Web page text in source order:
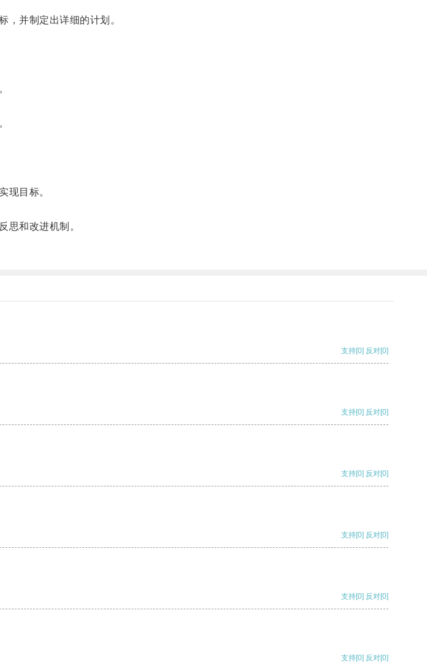
并制定出详细的计划。
现目标。
和改进机制。
支持[0] 反对[0]
支持[0] 反对[0]
支持[0] 反对[0]
支持[0] 反对[0]
支持[0] 反对[0]
支持[0] 反对[0]